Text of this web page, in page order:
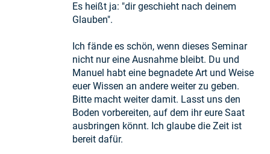
Es heißt ja: "dir geschieht nach deinem
Glauben".
Ich fände es schön, wenn dieses Seminar
nicht nur eine Ausnahme bleibt. Du und
Manuel habt eine begnadete Art und Weise
euer Wissen an andere weiter zu geben.
Bitte macht weiter damit. Lasst uns den
Boden vorbereiten, auf dem ihr eure Saat
ausbringen könnt. Ich glaube die Zeit ist
bereit dafür.